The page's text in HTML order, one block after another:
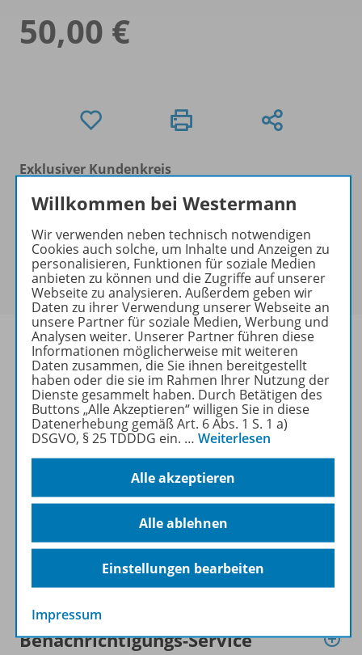
50,00 €
Exklusiver Kundenkreis
Ausbildern/Ausbilderinnen, Dozenten/Dozentinnen,
Erziehern/Erzieherinnen, Lehrkräften,
Referendaren/Referendarinnen,
Studenten/Studentinnen und Universitätslehrenden
erworben werden.
Produktinformationen
Beschreibung
Lizenzbedingungen
Zugehörige Produkte
Benachrichtigungs-Service
Willkommen bei Westermann
Wir verwenden neben technisch notwendigen
Cookies auch solche, um Inhalte und Anzeigen zu
personalisieren, Funktionen für soziale Medien
anbieten zu können und die Zugriffe auf unserer
Webseite zu analysieren. Außerdem geben wir
Daten zu ihrer Verwendung unserer Webseite an
unsere Partner für soziale Medien, Werbung und
Analysen weiter. Unserer Partner führen diese
Informationen möglicherweise mit weiteren
Daten zusammen, die Sie ihnen bereitgestellt
haben oder die sie im Rahmen Ihrer Nutzung der
Dienste gesammelt haben. Durch Betätigen des
Buttons „Alle Akzeptieren“ willigen Sie in diese
Datenerhebung gemäß Art. 6 Abs. 1 S. 1 a)
DSGVO, § 25 TDDDG ein. … Weiterlesen
Alle akzeptieren
Alle ablehnen
Einstellungen bearbeiten
Impressum